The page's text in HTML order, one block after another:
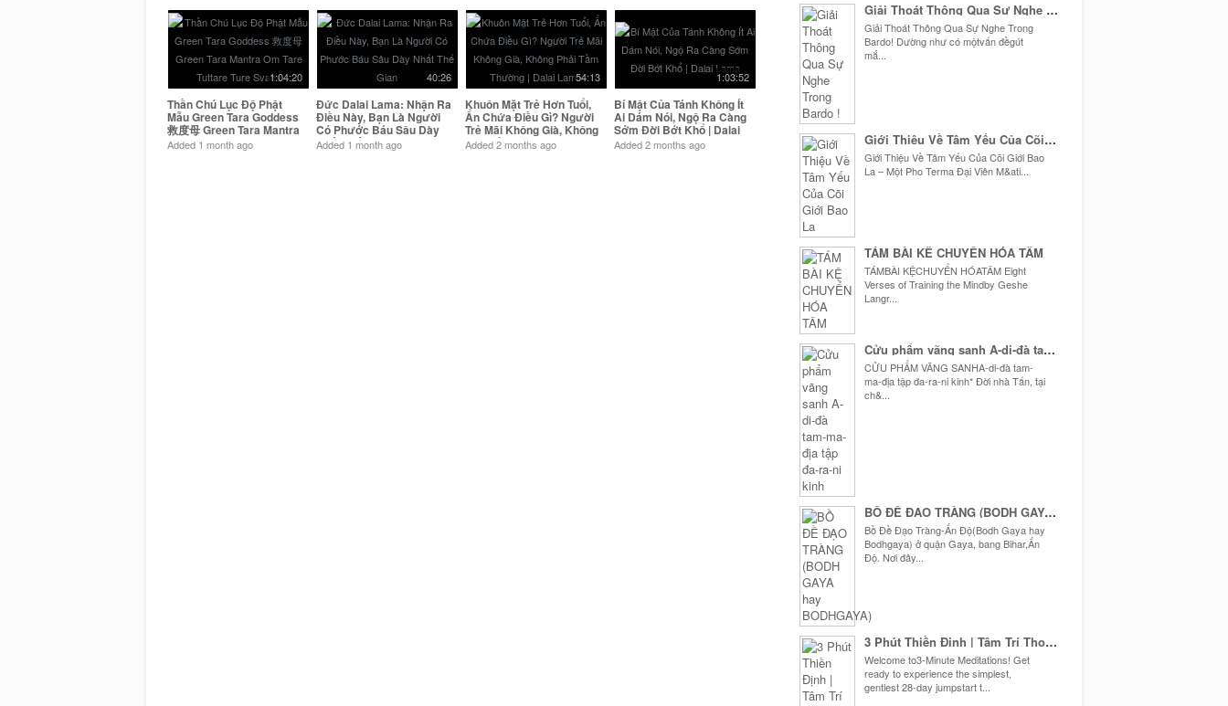
1:04:20
Thần Chú Lục Độ Phật
Mẫu Green Tara Goddess
救度母 Green Tara Mantra
Om Tare Tuttare Ture
Added 1 month ago
40:26
Đức Dalai Lama: Nhận Ra
Điều Này, Bạn Là Người
Có Phước Báu Sâu Dày
Nhất Thế Gian
Added 1 month ago
54:13
Khuôn Mặt Trẻ Hơn Tuổi,
Ẩn Chứa Điều Gì? Người
Trẻ Mãi Không Già, Không
Phải Tầm Thường | Dalai
Added2 months ago
1:03:52
Bí Mật Của Tánh Không Ít
Ai Dám Nói, Ngộ Ra Càng
Sớm Đời Bớt Khổ | Dalai
Lama
Added2 months ago
Giải Thoát Thông Qua Sự Nghe Trong Bardo !
Giải Thoát Thông Qua Sự Nghe Trong
Bardo! Dường như có mộtvấn đềgút
mắ...
Giới Thiệu Về Tâm Yếu Của Cõi Giới Bao La
Giới Thiệu Về Tâm Yếu Của Cõi Giới Bao
La – Một Pho Terma Đại Viên M&ati...
TÁM BÀI KỆ CHUYỂN HÓA TÂM
TÁMBÀI KỆCHUYỂN HÓATÂM Eight
Verses of Training the Mindby Geshe
Langr...
Cửu phẩm vãng sanh A-di-đà tam-ma-địa tập đa-ra-ni kinh
CỬU PHẨM VÃNG SANHA-di-đà tam-
ma-địa tập đa-ra-ni kinh* Đời nhà Tấn, tại
ch&...
BỒ ĐỀ ĐẠO TRÀNG (BODH GAYA hay BODHGAYA)
Bồ Đề Đạo Tràng-Ấn Độ(Bodh Gaya hay
Bodhgaya) ở quận Gaya, bang Bihar,Ấn
Độ. Nơi đây...
3 Phút Thiền Định | Tâm Trí Thoải Mái
Welcome to3-Minute Meditations! Get
ready to experience the simplest,
gentlest 28-day jumpstart t...